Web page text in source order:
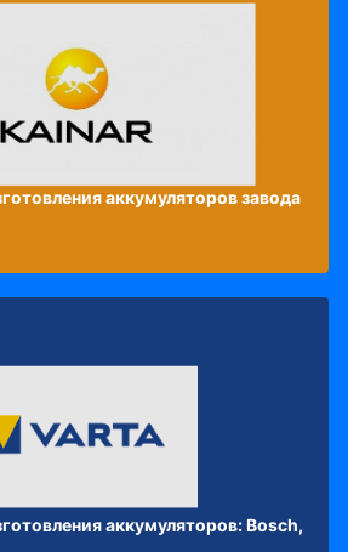
аккумуляторов завода
аккумуляторов: Bosch,